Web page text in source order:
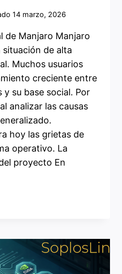
14 marzo, 2026
de Manjaro Manjaro
de alta
Muchos usuarios
creciente entre
y su base social. Por
analizar las causas
hoy las grietas de
operativo. La
proyecto En